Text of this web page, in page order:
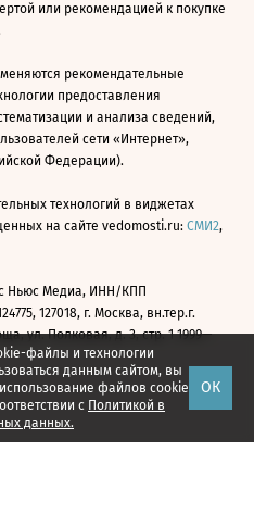
файлы и технологии
данным сайтом, вы
файлов cookie
с Политикой в
данных.
ОК
или рекомендацией к покупке
рекомендательные
предоставления
и анализа сведений,
сети «Интернет»,
Федерации).
технологий в виджетах
на сайте vedomosti.ru: СМИ2,
Ньюс Медиа, ИНН/КПП
127018, г. Москва, вн.тер.г.
ул. Полковая, д. 3, стр. 1 1999—